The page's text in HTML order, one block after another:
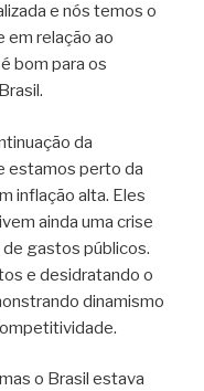
e nós temos o
em relação ao
bom para os
da
estamos perto da
inflação alta. Eles
ainda uma crise
gastos públicos.
e desidratando o
dinamismo
o Brasil estava